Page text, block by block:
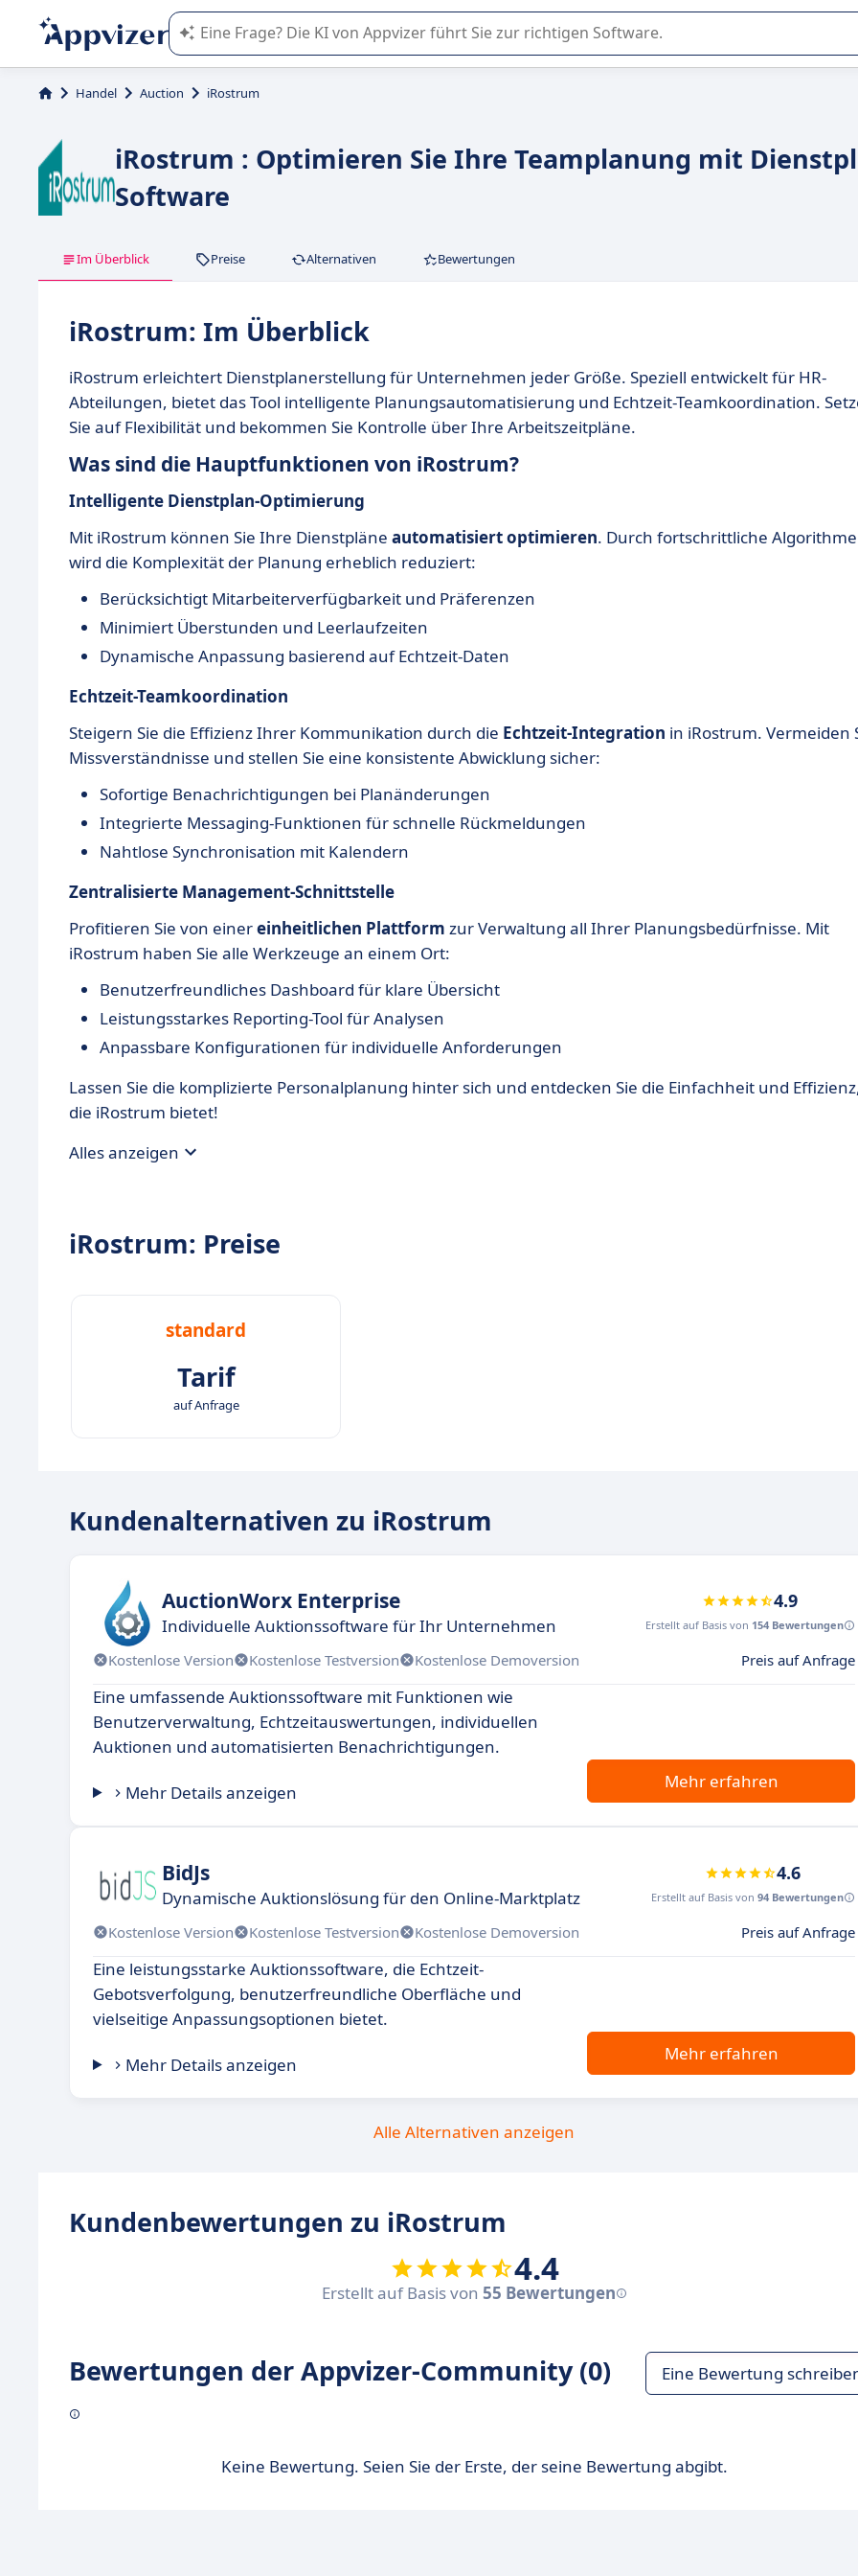
Die KI von Appvizer führt Sie bei der Nutzung oder Auswahl von SaaS-Software in Unternehmen.
Handel Auction iRostrum
iRostrum : Optimieren Sie Ihre Teamplanung mit
Software
Im Überblick Preise Alternativen Bewertungen
iRostrum: Im Überblick
iRostrum erleichtert Dienstplanerstellung für Unternehmen jeder Größe. Speziell entwickelt für HR-
Abteilungen, bietet das Tool intelligente Planungsautomatisierung und Echtzeit-Teamkoordination.
Sie auf Flexibilität und bekommen Sie Kontrolle über Ihre Arbeitszeitpläne.
Was sind die Hauptfunktionen von iRostrum?
Intelligente Dienstplan-Optimierung
Mit iRostrum können Sie Ihre Dienstpläne automatisiert optimieren. Durch fortschrittliche
wird die Komplexität der Planung erheblich reduziert:
Berücksichtigt Mitarbeiterverfügbarkeit und Präferenzen
Minimiert Überstunden und Leerlaufzeiten
Dynamische Anpassung basierend auf Echtzeit-Daten
Echtzeit-Teamkoordination
Steigern Sie die Effizienz Ihrer Kommunikation durch die Echtzeit-Integration in iRostrum. Vermeiden
Missverständnisse und stellen Sie eine konsistente Abwicklung sicher:
Sofortige Benachrichtigungen bei Planänderungen
Integrierte Messaging-Funktionen für schnelle Rückmeldungen
Nahtlose Synchronisation mit Kalendern
Zentralisierte Management-Schnittstelle
Profitieren Sie von einereinheitlichen Plattform zur Verwaltung all Ihrer Planungsbedürfnisse. Mit
iRostrum haben Sie alle Werkzeuge an einem Ort:
Benutzerfreundliches Dashboard für klare Übersicht
Leistungsstarkes Reporting-Tool für Analysen
Anpassbare Konfigurationen für individuelle Anforderungen
Lassen Sie die komplizierte Personalplanung hinter sich und entdecken Sie die Einfachheit und
die iRostrum bietet!
Alles anzeigen
iRostrum: Preise
standard
Tarif
auf Anfrage
Kundenalternativen zu iRostrum
AuctionWorx Enterprise
Individuelle Auktionssoftware für Ihr Unternehmen
4.9
Erstellt auf Basis von 154 Bewertungen
Kostenlose Version Kostenlose Testversion Kostenlose Demoversion Preis auf Anfrage
Eine umfassende Auktionssoftware mit Funktionen wie
Benutzerverwaltung, Echtzeitauswertungen, individuellen
Auktionen und automatisierten Benachrichtigungen.
Mehr Details anzeigen
Mehr erfahren
BidJs
Dynamische Auktionslösung für den Online-Marktplatz
4.6
Erstellt auf Basis von 94 Bewertungen
Kostenlose Version Kostenlose Testversion Kostenlose Demoversion Preis auf Anfrage
Eine leistungsstarke Auktionssoftware, die Echtzeit-
Gebotsverfolgung, benutzerfreundliche Oberfläche und
vielseitige Anpassungsoptionen bietet.
Mehr Details anzeigen
Mehr erfahren
Alle Alternativen anzeigen
Kundenbewertungen zu iRostrum
4.4
Erstellt auf Basis von 55 Bewertungen
Bewertungen der Appvizer-Community (0) Eine Bewertung
Keine Bewertung. Seien Sie der Erste, der seine Bewertung abgibt.